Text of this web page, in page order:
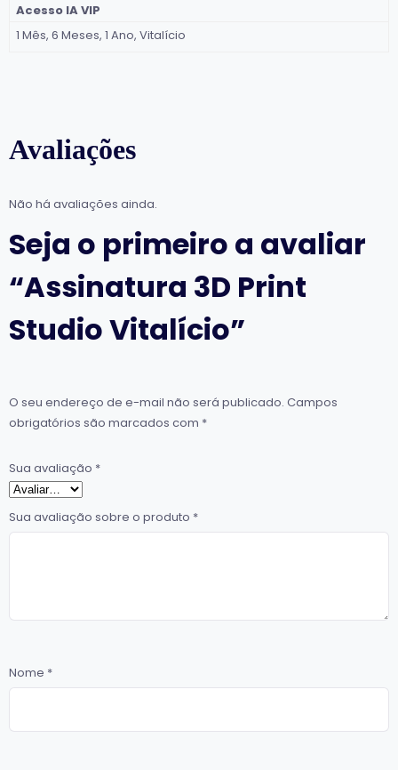
Acesso IA VIP
1 Mês, 6 Meses, 1 Ano, Vitalício
Avaliações
Não há avaliações ainda.
Seja o primeiro a avaliar
“Assinatura 3D Print
Studio Vitalício”
O seu endereço de e-mail não será publicado. Campos
obrigatórios são marcados com *
Sua avaliação *
Sua avaliação sobre o produto *
Nome *